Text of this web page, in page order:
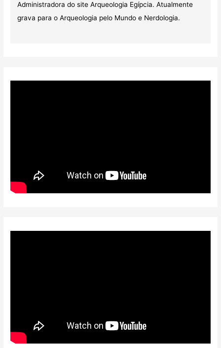
Administradora do site Arqueologia Egípcia. Atualmente
grava para o Arqueologia pelo Mundo e Nerdologia.